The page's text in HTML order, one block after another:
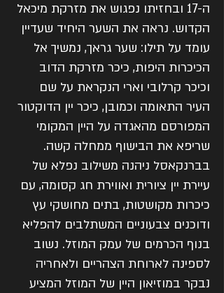
ה-17 ובחזיתו נפגוש את מזרקת מיכאל
הקדוש. נראה את השער היחיד שעדיין
עומד על תילו: שער גראך, נמשיך אל
הכיכרות היפות, כיכר מזרקת הדוב
וכיכר קרלובי וארי הנקראת על שם
העיר התאומה וכמובן, כיכר יין הדוקטור
המפורסם מהאגדה על היין המקומי
שריפא את הבישוף ממחלה קשה.
בברנקאסל ניהנה משילוב נפלא של
עיירת יין ציורית ואווירת חג קסומה, עם
כיכרות מקושטות, בתים מחושקי עץ
ודוכנים צבעוניים המשתלבים להפליא
בנוף הכרמים של עמק המוזל. נשוב
לספינה לארוחת הצהריים ולאחריה
נבקר במוזיאון היין של המוזל המציע